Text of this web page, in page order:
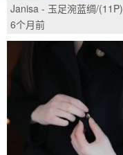
Janisa - 玉足涴蓝绸/(11P)
6个月前